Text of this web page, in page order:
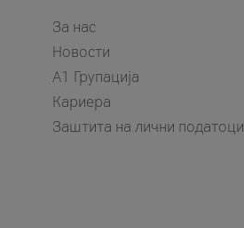
За нас
Новости
А1 Групација
Кариера
Заштита на лични податоци